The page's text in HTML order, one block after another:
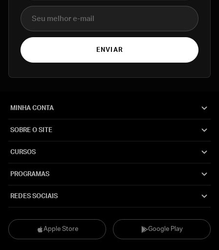
E-mail
ENVIAR
Apple Store Google Play
MINHA CONTA
SOBRE O SITE
CURSOS
PROGRAMAS
REDES SOCIAIS